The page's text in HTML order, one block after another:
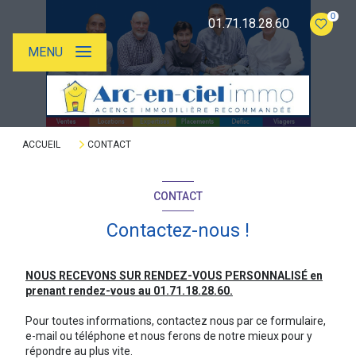
01.71.18.28.60
0
MENU
ACCUEIL CONTACT
CONTACT
Contactez-nous !
NOUS RECEVONS SUR RENDEZ-VOUS PERSONNALISÉ en
prenant rendez-vous au 01.71.18.28.60.
Pour toutes informations, contactez nous par ce formulaire,
e-mail ou téléphone et nous ferons de notre mieux pour y
répondre au plus vite.